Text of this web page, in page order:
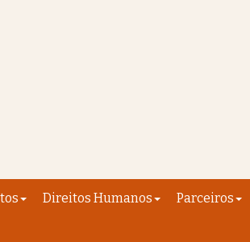
Direitos Humanos Parceiros